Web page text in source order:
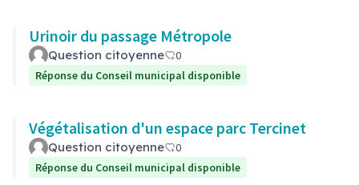
Urinoir du passage Métropole
Question citoyenne
0
Réponse du Conseil municipal disponible
Végétalisation d'un espace parc Tercinet
Question citoyenne
0
Réponse du Conseil municipal disponible